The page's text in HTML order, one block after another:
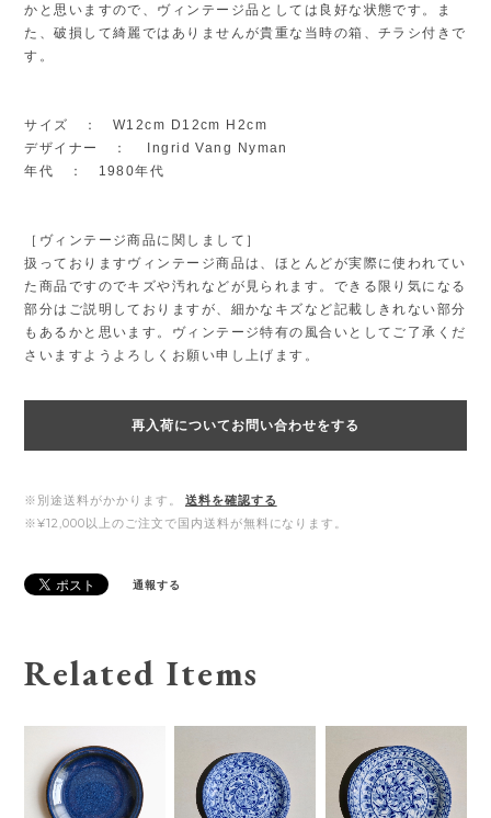
かと思いますので、ヴィンテージ品としては良好な状態です。ま
た、破損して綺麗ではありませんが貴重な当時の箱、チラシ付きで
す。
サイズ ： W12cm D12cm H2cm
デザイナー ： Ingrid Vang Nyman
年代 ： 1980年代
［ヴィンテージ商品に関しまして］
扱っておりますヴィンテージ商品は、ほとんどが実際に使われてい
た商品ですのでキズや汚れなどが見られます。できる限り気になる
部分はご説明しておりますが、細かなキズなど記載しきれない部分
もあるかと思います。ヴィンテージ特有の風合いとしてご了承くだ
さいますようよろしくお願い申し上げます。
再入荷についてお問い合わせをする
※別途送料がかかります。
送料を確認する
※¥12,000以上のご注文で国内送料が無料になります。
通報する
Related Items